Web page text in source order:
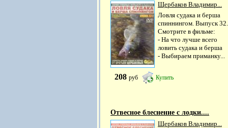
Щербаков Владимир...
Ловля судака и берша
спиннингом. Выпуск 32.
Смотрите в фильме:
- На что лучше всего
ловить судака и берша
- Выбираем приманку...
208 руб Купить
Отвесное блеснение с лодки....
Щербаков Владимир...